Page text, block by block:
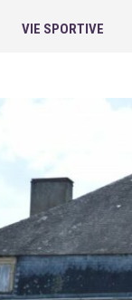
VIE SPORTIVE